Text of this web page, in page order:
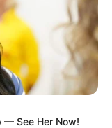
— See Her Now!